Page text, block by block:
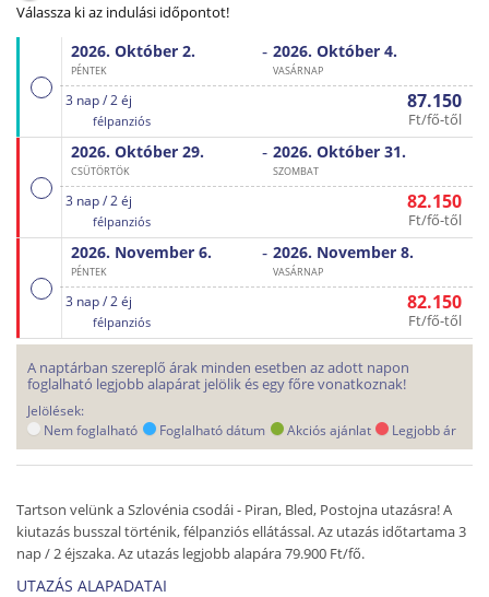
Válassza ki az indulási időpontot!
2026. Október 2.
PÉNTEK
- 2026. Október 4.
VASÁRNAP
3 nap / 2 éj
félpanziós
87.150
Ft/fő-től
2026. Október 29.
CSÜTÖRTÖK
- 2026. Október 31.
SZOMBAT
3 nap / 2 éj
félpanziós
82.150
Ft/fő-től
2026. November 6.
PÉNTEK
- 2026. November 8.
VASÁRNAP
3 nap / 2 éj
félpanziós
82.150
Ft/fő-től
A naptárban szereplő árak minden esetben az adott napon
foglalható legjobb alapárat jelölik és egy főre vonatkoznak!
Jelölések:
Nem foglalható
Foglalható dátum Akciós ajánlat Legjobb ár
Tartson velünk a Szlovénia csodái - Piran, Bled, Postojna utazásra! A
kiutazás busszal történik, félpanziós ellátással. Az utazás időtartama 3
nap / 2 éjszaka. Az utazás legjobb alapára 79.900 Ft/fő.
UTAZÁS ALAPADATAI